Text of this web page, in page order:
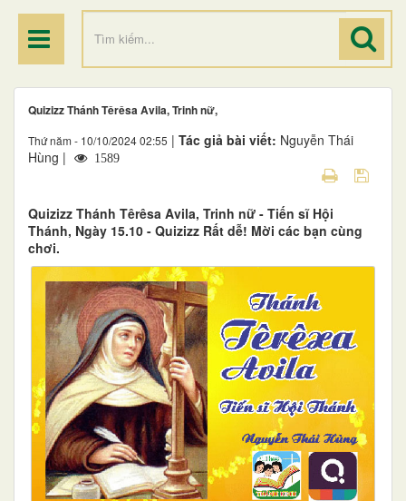
Quizizz Thánh Têrêsa Avila, Trinh nữ,
Thứ năm - 10/10/2024 02:55 | Tác giả bài viết: Nguyễn Thái
Hùng |
1589
Quizizz Thánh Têrêsa Avila, Trinh nữ - Tiến sĩ Hội
Thánh, Ngày 15.10 - Quizizz Rất dễ! Mời các bạn cùng
chơi.